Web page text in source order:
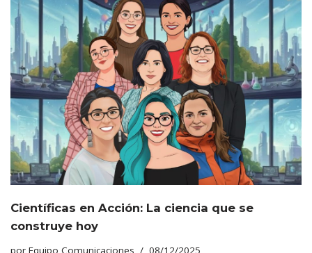
Científicas en Acción: La ciencia que se
construye hoy
por Equipo Comunicaciones 08/12/2025